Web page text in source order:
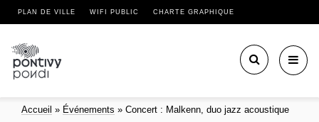
PLAN DE VILLE WIFI PUBLIC CHARTE GRAPHIQUE
Accueil » Événements » Concert : Malkenn, duo jazz acoustique